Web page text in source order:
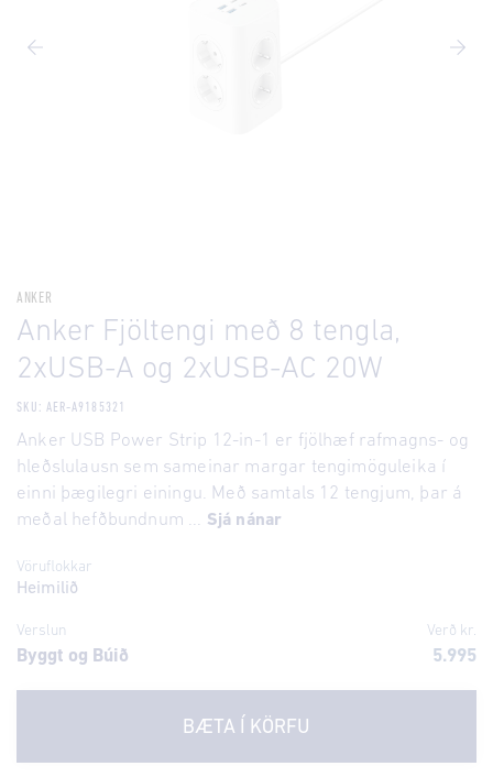
ANKER
Anker Fjöltengi með 8 tengla,
2xUSB-A og 2xUSB-AC 20W
SKU: AER-A9185321
Anker USB Power Strip 12-in-1 er fjölhæf rafmagns- og
hleðslulausn sem sameinar margar tengimöguleika í
einni þægilegri einingu. Með samtals 12 tengjum, þar á
meðal hefðbundnum ... Sjá nánar
Vöruflokkar
Heimilið
Verslun Verð kr.
Byggt og Búið 5.995
BÆTA Í KÖRFU